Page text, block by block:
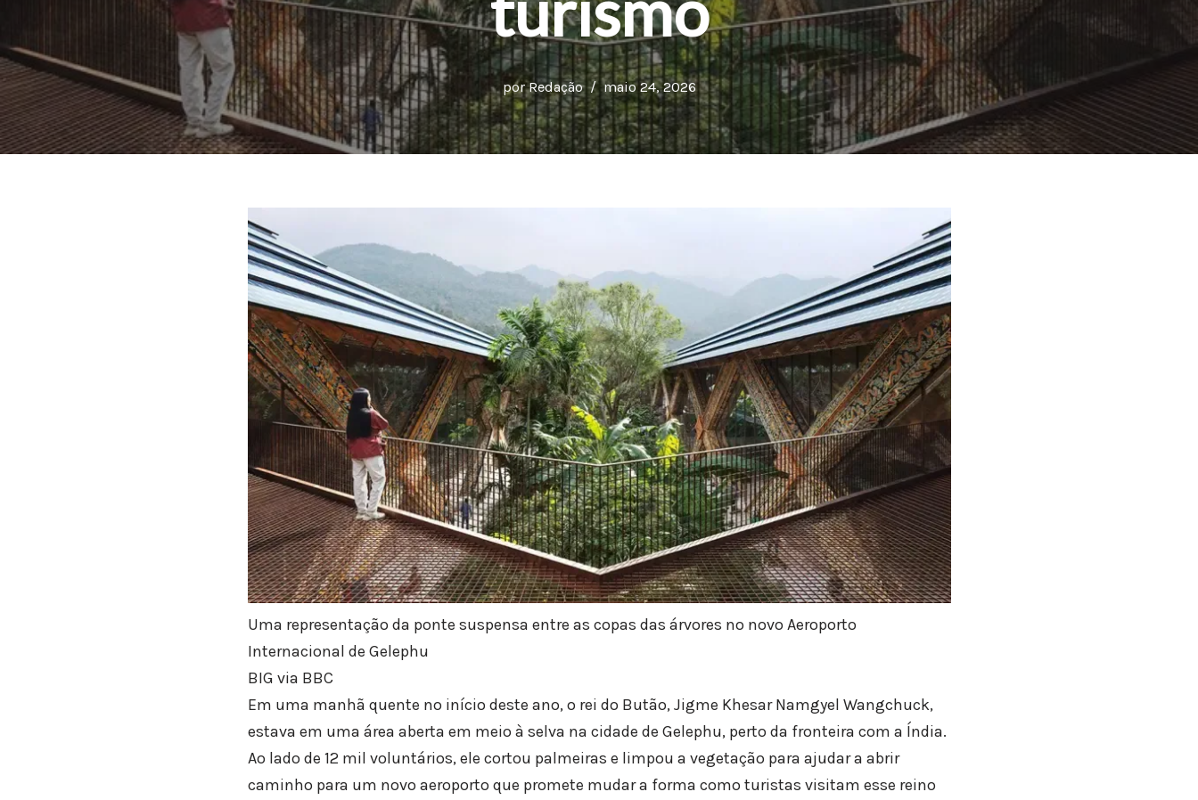
porRedação maio 24, 2026
Uma representação da ponte suspensa entre as copas das árvores no novo Aeroporto
Internacional de Gelephu
BIG via BBC
Em uma manhã quente no início deste ano, o rei do Butão, Jigme Khesar Namgyel Wangchuck,
estava em uma área aberta em meio à selva na cidade de Gelephu, perto da fronteira com a Índia.
Ao lado de 12 mil voluntários, ele cortou palmeiras e limpou a vegetação para ajudar a abrir
caminho para um novo aeroporto que promete mudar a forma como turistas visitam esse reino